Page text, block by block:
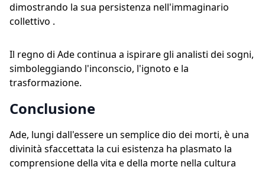
dimostrando la sua persistenza nell'immaginario
collettivo .
Il regno di Ade continua a ispirare gli analisti dei sogni,
simboleggiando l'inconscio, l'ignoto e la
trasformazione.
Conclusione
Ade, lungi dall'essere un semplice dio dei morti, è una
divinità sfaccettata la cui esistenza ha plasmato la
comprensione della vita e della morte nella cultura